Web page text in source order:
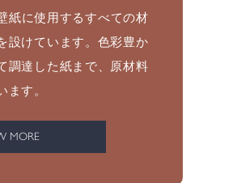
紙に使用するすべての材
設けています。色彩豊か
調達した紙まで、原材料
ます。
MORE